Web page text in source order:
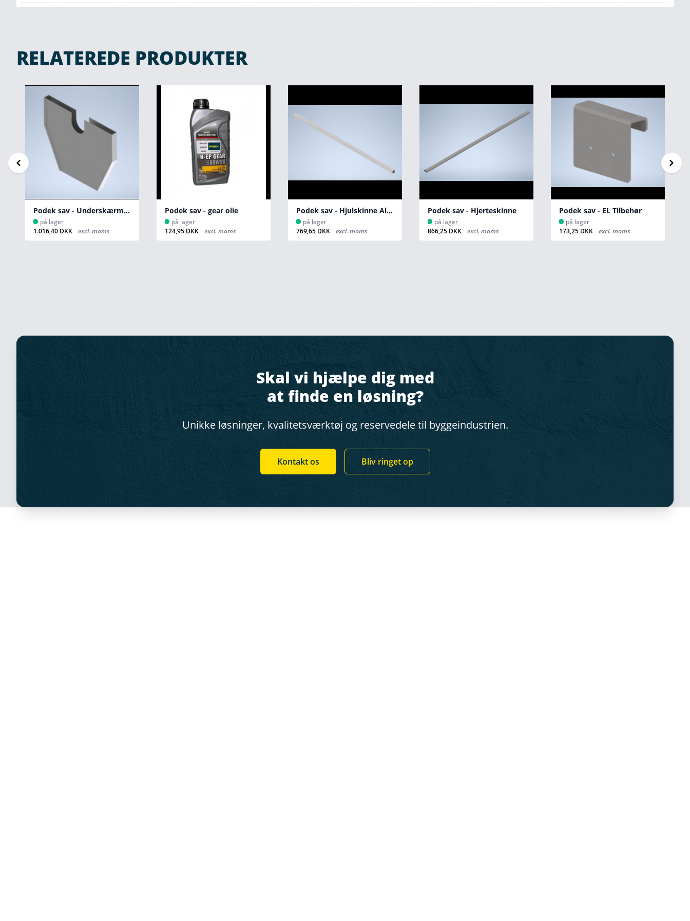
RELATEREDE PRODUKTER
Podek sav - Underskærm Samlet 210
på lager
1.016,40 DKK
excl. moms
Podek sav - gear olie
på lager
124,95 DKK
excl. moms
Podek sav - Hjulskinne Alu 40*40*1850
på lager
769,65 DKK
excl. moms
Podek sav - Hjerteskinne
på lager
866,25 DKK
excl. moms
Podek sav - EL Tilbehør
på lager
173,25 DKK
excl. moms
Skal vi hjælpe dig med
at finde en løsning?
Unikke løsninger, kvalitetsværktøj og reservedele til byggeindustrien.
Kontakt os Bliv ringet op